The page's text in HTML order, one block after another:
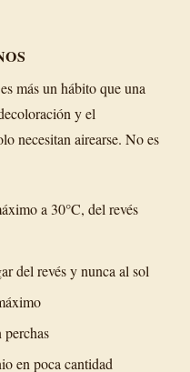
más un hábito que una
y el
necesitan airearse. No es
a 30°C, del revés
del revés y nunca al sol
perchas
en poca cantidad